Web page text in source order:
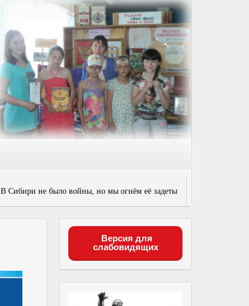
В Сибири не было войны, но мы огнём её задеты
Версия для
слабовидящих